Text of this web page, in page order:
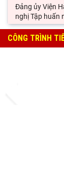
Đảng ủy Viện
nghị Tập huấn
Viện Sử học
Hội thảo khoa
Di sản và giá trị
Rà soát công
nhân văn hóa
CÔNG TRÌNH